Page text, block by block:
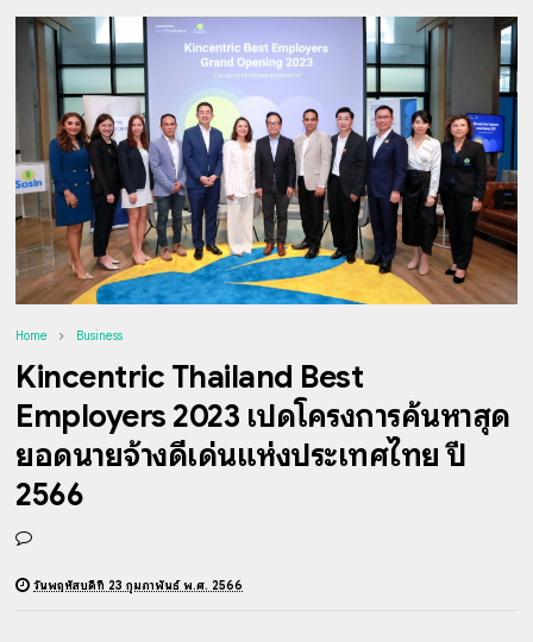
Home Business
Kincentric Thailand Best
Employers 2023 เปิดโครงการค้นหาสุด
ยอดนายจ้างดีเด่นแห่งประเทศไทย ปี
2566
วันพฤหัสบดีที่ 23 กุมภาพันธ์ พ.ศ. 2566